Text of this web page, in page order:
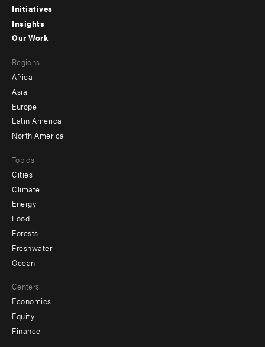
menu
-
Initiatives
Insights
menu
-
secondary
Our Work
Regions
Africa
Asia
Europe
Latin America
North America
Topics
Cities
Climate
Energy
Food
Forests
Freshwater
Ocean
Centers
Economics
Equity
Finance